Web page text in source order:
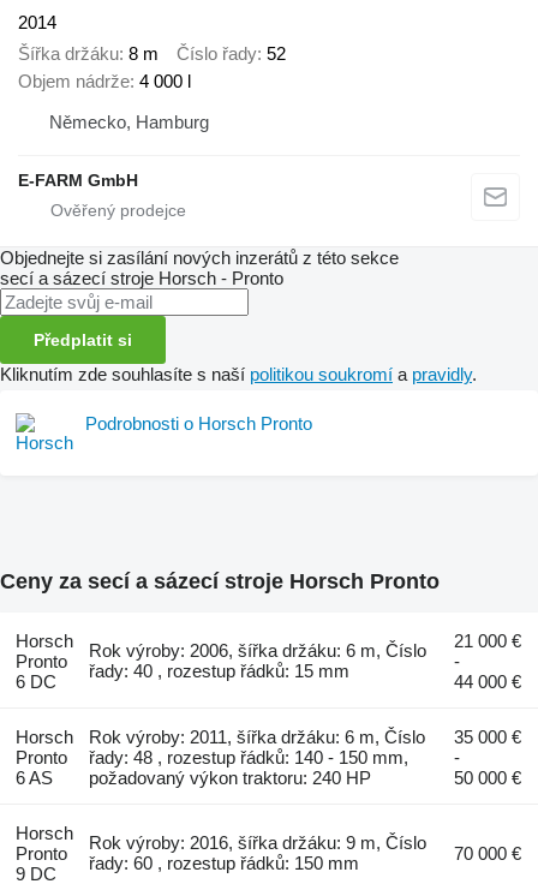
2014
Šířka držáku 8 m Číslo řady 52
Objem nádrže 4 000 l
Německo, Hamburg
E-FARM GmbH
Objednejte si zasílání nových inzerátů z této sekce
secí a sázecí stroje Horsch - Pronto
Předplatit si
Kliknutím zde souhlasíte s naší politikou soukromí a pravidly.
Podrobnosti o Horsch Pronto
Ceny za secí a sázecí stroje Horsch Pronto
Horsch
Pronto
6 DC
Rok výroby: 2006, šířka držáku: 6 m, Číslo
řady: 40 , rozestup řádků: 15 mm
21 000 €
-
44 000 €
Horsch
Pronto
6 AS
Rok výroby: 2011, šířka držáku: 6 m, Číslo
řady: 48 , rozestup řádků: 140 - 150 mm,
požadovaný výkon traktoru: 240 HP
35 000 €
-
50 000 €
Horsch
Pronto
9 DC
Rok výroby: 2016, šířka držáku: 9 m, Číslo
řady: 60 , rozestup řádků: 150 mm
70 000 €